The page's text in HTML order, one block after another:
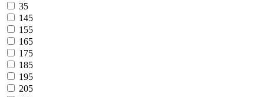
35
145
155
165
175
185
195
205